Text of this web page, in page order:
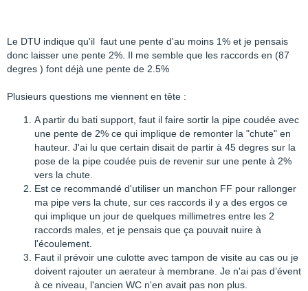
Le DTU indique qu'il faut une pente d'au moins 1% et je pensais
donc laisser une pente 2%. Il me semble que les raccords en (87
degres ) font déjà une pente de 2.5%
Plusieurs questions me viennent en tête :
A partir du bati support, faut il faire sortir la pipe coudée avec
une pente de 2% ce qui implique de remonter la "chute" en
hauteur. J'ai lu que certain disait de partir à 45 degres sur la
pose de la pipe coudée puis de revenir sur une pente à 2%
vers la chute.
Est ce recommandé d'utiliser un manchon FF pour rallonger
ma pipe vers la chute, sur ces raccords il y a des ergos ce
qui implique un jour de quelques millimetres entre les 2
raccords males, et je pensais que ça pouvait nuire à
l'écoulement.
Faut il prévoir une culotte avec tampon de visite au cas ou je
doivent rajouter un aerateur à membrane. Je n'ai pas d’évent
à ce niveau, l'ancien WC n'en avait pas non plus.